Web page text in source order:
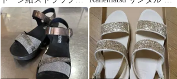
ンダル38(24.5cm)
み込みストラップ